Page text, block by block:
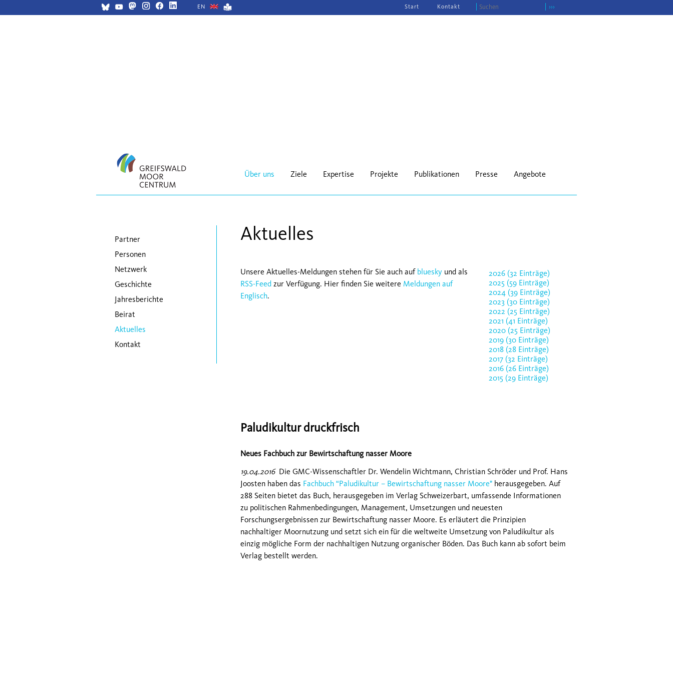
EN ›››
Navigation
überspringen
Start Kontakt
Navigation
überspringen
Über uns Ziele Expertise Projekte Publikationen Presse Angebote
Aktuelles
Unsere Aktuelles-Meldungen stehen für Sie auch auf bluesky und als
RSS-Feed zur Verfügung. Hier finden Sie weitere Meldungen auf
Englisch.
2026 (32 Einträge)
2025 (59 Einträge)
2024 (39 Einträge)
2023 (30 Einträge)
2022 (25 Einträge)
2021 (41 Einträge)
2020 (25 Einträge)
2019 (30 Einträge)
2018 (28 Einträge)
2017 (32 Einträge)
2016 (26 Einträge)
2015 (29 Einträge)
Paludikultur druckfrisch
Neues Fachbuch zur Bewirtschaftung nasser Moore
19.04.2016Die GMC-Wissenschaftler Dr. Wendelin Wichtmann, Christian Schröder und Prof. Hans
Joosten haben das Fachbuch “Paludikultur – Bewirtschaftung nasser Moore" herausgegeben. Auf
288 Seiten bietet das Buch, herausgegeben im Verlag Schweizerbart, umfassende Informationen
zu politischen Rahmenbedingungen, Management, Umsetzungen und neuesten
Forschungsergebnissen zur Bewirtschaftung nasser Moore. Es erläutert die Prinzipien
nachhaltiger Moornutzung und setzt sich ein für die weltweite Umsetzung von Paludikultur als
einzig mögliche Form der nachhaltigen Nutzung organischer Böden. Das Buch kann ab sofort beim
Verlag bestellt werden.
Navigation überspringen
Partner
Personen
Netzwerk
Geschichte
Jahresberichte
Beirat
Aktuelles
Kontakt